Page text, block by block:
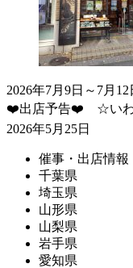
2026年7月9日～7月12
❤️出店予告❤️ ☆いわ
2026年5月25日
催事・出店情報
千葉県
埼玉県
山形県
山梨県
岩手県
愛知県